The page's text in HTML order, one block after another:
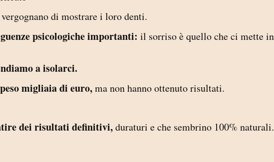
di mostrare i loro denti.
psicologiche importanti: il sorriso è quello che ci mette in
a isolarci.
migliaia di euro,ma non hanno ottenuto risultati.
dei risultati definitivi,duraturi e che sembrino 100% naturali.